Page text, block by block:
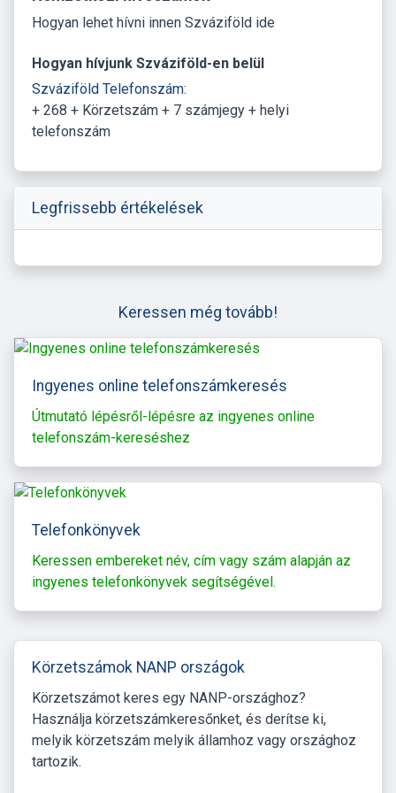
Hogyan lehet hívni innen Szváziföld ide
Hogyan hívjunk Szváziföld-en belül
Szváziföld Telefonszám:
+ 268 + Körzetszám + 7 számjegy + helyi
telefonszám
Legfrissebb értékelések
Keressen még tovább!
Ingyenes online telefonszámkeresés
Útmutató lépésről-lépésre az ingyenes online
telefonszám-kereséshez
Telefonkönyvek
Keressen embereket név, cím vagy szám alapján az
ingyenes telefonkönyvek segítségével.
Körzetszámok NANP országok
Körzetszámot keres egy NANP-országhoz?
Használja körzetszámkeresőnket, és derítse ki,
melyik körzetszám melyik államhoz vagy országhoz
tartozik.